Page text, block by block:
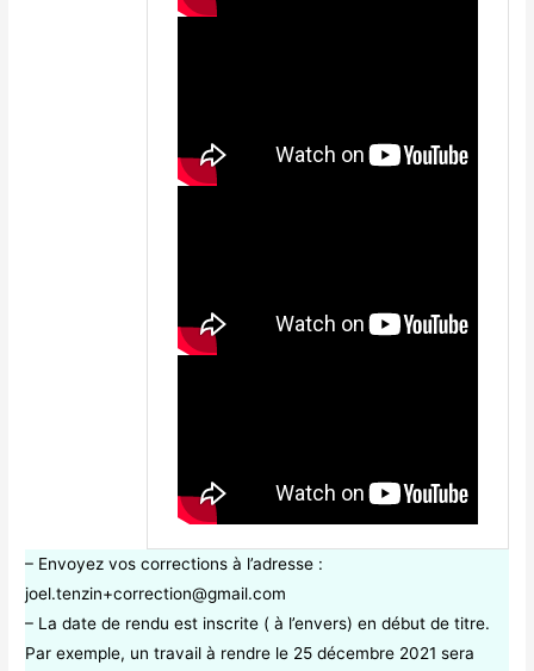
– Envoyez vos corrections à l’adresse :
joel.tenzin+correction@gmail.com
– La date de rendu est inscrite ( à l’envers) en début de titre.
Par exemple, un travail à rendre le 25 décembre 2021 sera